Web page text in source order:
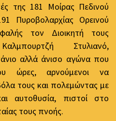
της 181 Μοίρας Πεδινού
Πυροβολαρχίας Ορεινού
τον Διοικητή τους
Στυλιανό,
αλλά άνισο αγώνα που
ώρες, αρνούμενοι να
τους και πολεμώντας με
αυτοθυσία, πιστοί στο
τους πνοής.